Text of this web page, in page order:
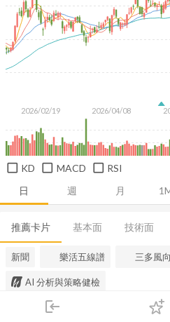
login
下單
日 週 月
2026/02/19 2026/04/08
KD MACD RSI
推薦卡片 基本面 技術面
新聞 樂活五線譜 三多風
AI 分析與策略健檢